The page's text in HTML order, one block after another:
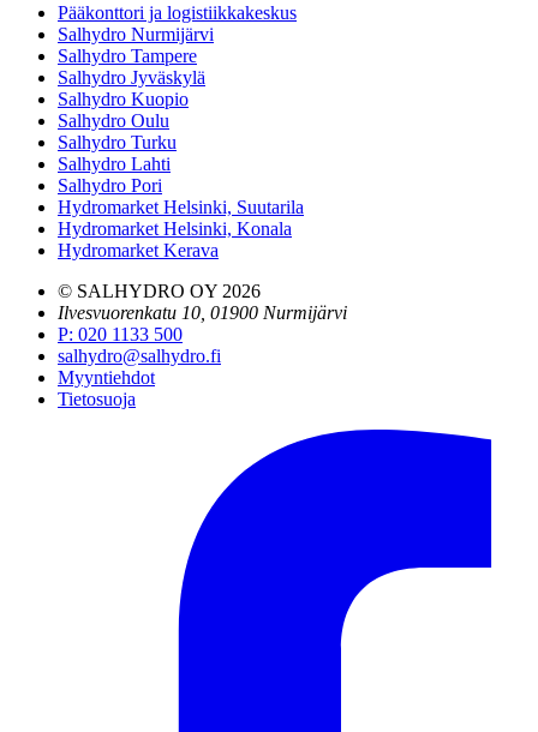
Pääkonttori ja logistiikkakeskus
Salhydro Nurmijärvi
Salhydro Tampere
Salhydro Jyväskylä
Salhydro Kuopio
Salhydro Oulu
Salhydro Turku
Salhydro Lahti
Salhydro Pori
Hydromarket Helsinki, Suutarila
Hydromarket Helsinki, Konala
Hydromarket Kerava
© SALHYDRO OY 2026
Ilvesvuorenkatu 10, 01900 Nurmijärvi
P: 020 1133 500
salhydro@salhydro.fi
Myyntiehdot
Tietosuoja